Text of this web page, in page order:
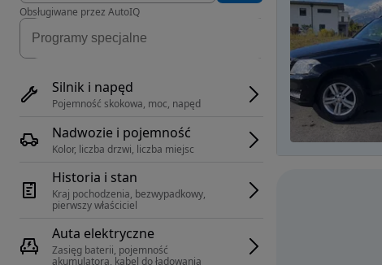
Obsługiwane przez AutoIQ
Silnik i napęd
Pojemność skokowa, moc, napęd
Nadwozie i pojemność
Kolor, liczba drzwi, liczba miejsc
Historia i stan
Kraj pochodzenia, bezwypadkowy,
pierwszy właściciel
Auta elektryczne
Zasięg baterii, pojemność
akumulatora, kabel do ładowania